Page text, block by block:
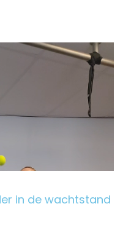
in de wachtstand